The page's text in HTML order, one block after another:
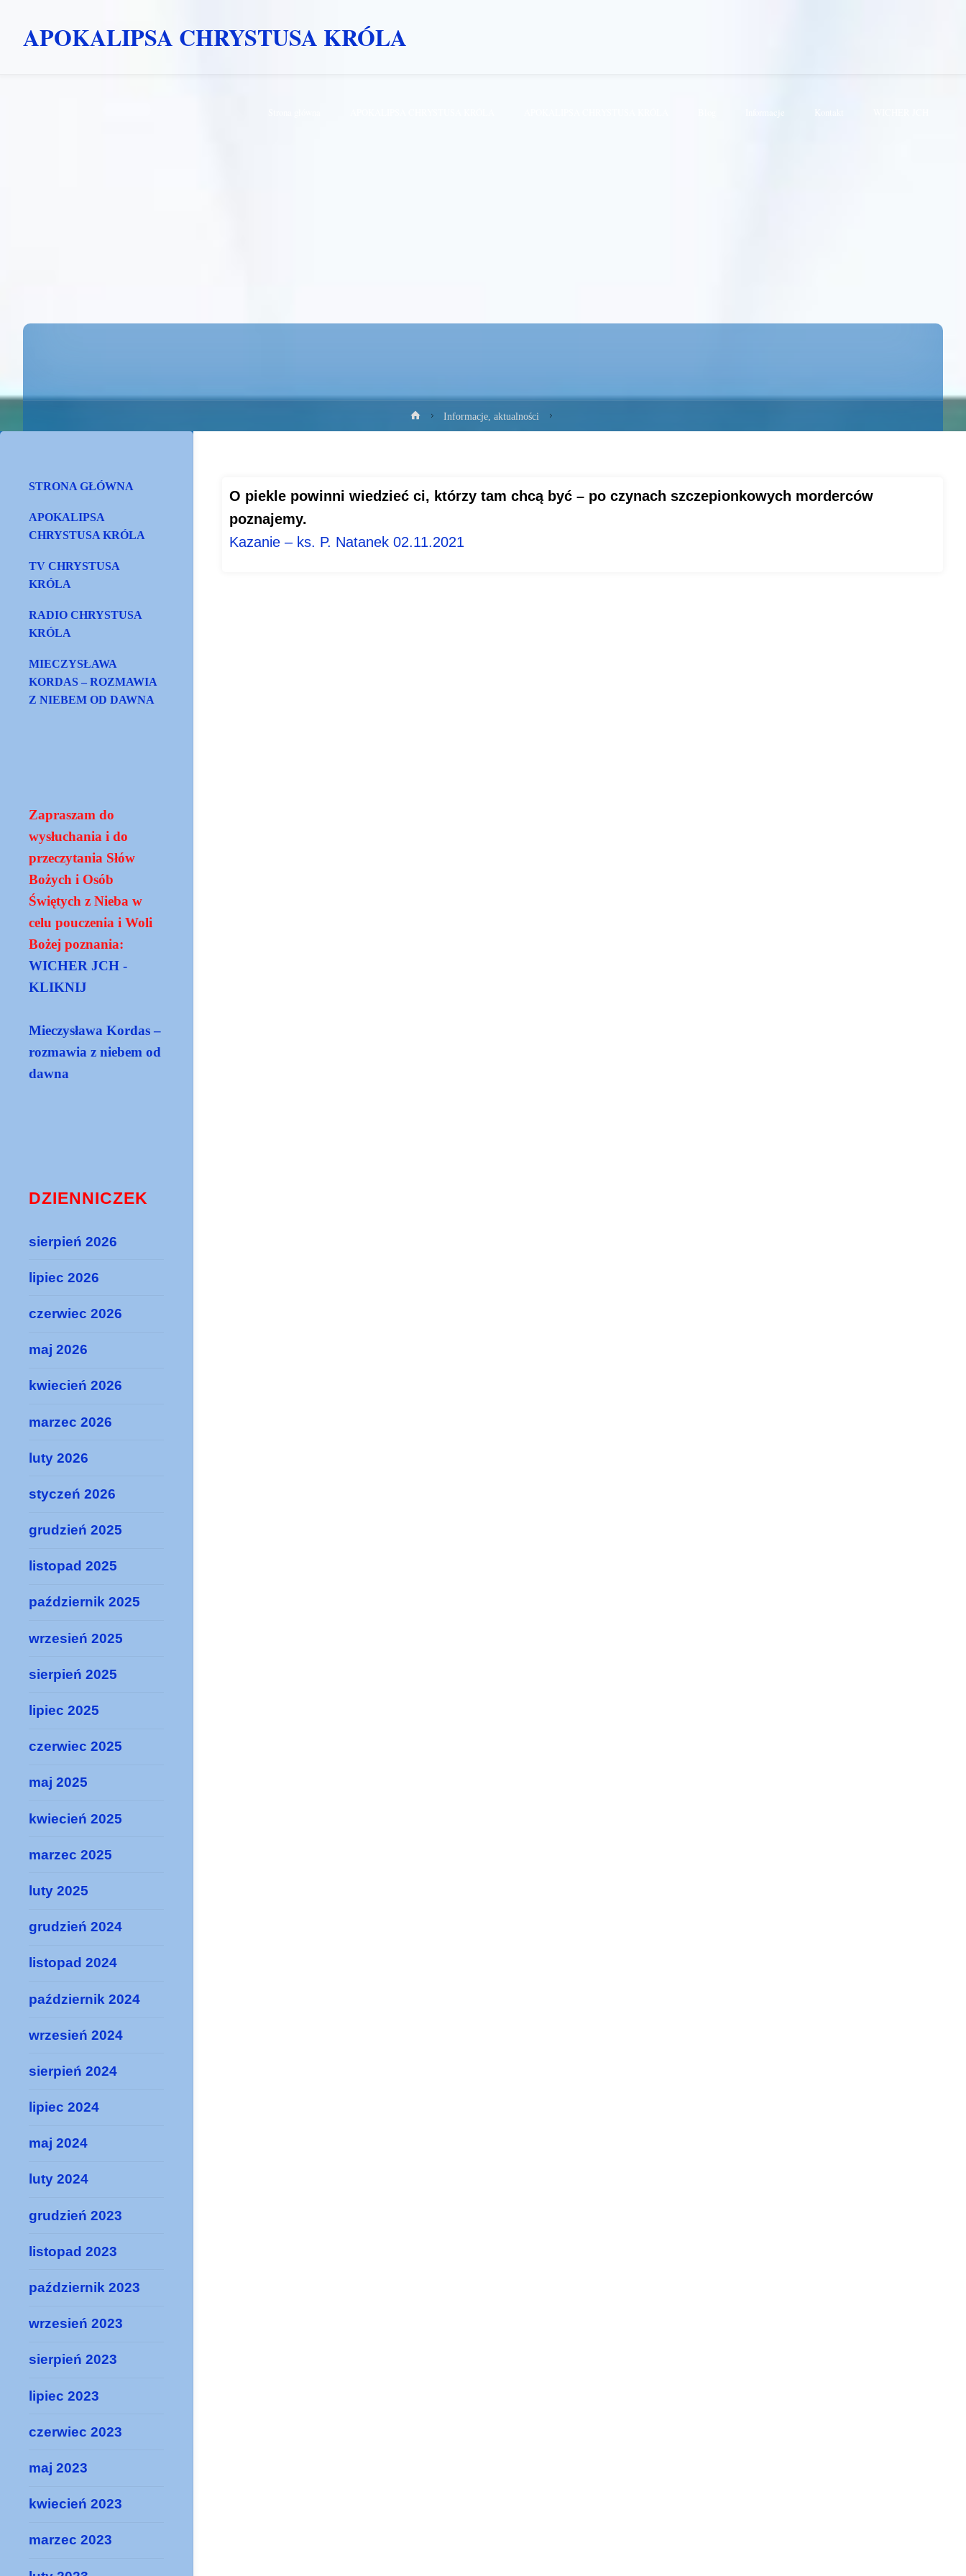
APOKALIPSA CHRYSTUSA KRÓLA
Informacje
Strona
główna
Informacje, aktualności
O piekle powinni wiedzieć ci, którzy tam chcą być – po czynach szczepionkowych morderców
poznajemy.
Kazanie – ks. P. Natanek 02.11.2021
STRONA GŁÓWNA
APOKALIPSA
CHRYSTUSA KRÓLA
TV CHRYSTUSA
KRÓLA
RADIO CHRYSTUSA
KRÓLA
MIECZYSŁAWA
KORDAS – ROZMAWIA
Z NIEBEM OD DAWNA
Zapraszam do
wysłuchania i do
przeczytania Słów
Bożych i Osób
Świętych z Nieba w
celu pouczenia i Woli
Bożej poznania:
WICHER JCH -
KLIKNIJ
Mieczysława Kordas –
rozmawia z niebem od
dawna
DZIENNICZEK
sierpień 2026
lipiec 2026
czerwiec 2026
maj 2026
kwiecień 2026
marzec 2026
luty 2026
styczeń 2026
grudzień 2025
listopad 2025
październik 2025
wrzesień 2025
sierpień 2025
lipiec 2025
czerwiec 2025
maj 2025
kwiecień 2025
marzec 2025
luty 2025
grudzień 2024
listopad 2024
październik 2024
wrzesień 2024
sierpień 2024
lipiec 2024
maj 2024
luty 2024
grudzień 2023
listopad 2023
październik 2023
wrzesień 2023
sierpień 2023
lipiec 2023
czerwiec 2023
maj 2023
kwiecień 2023
marzec 2023